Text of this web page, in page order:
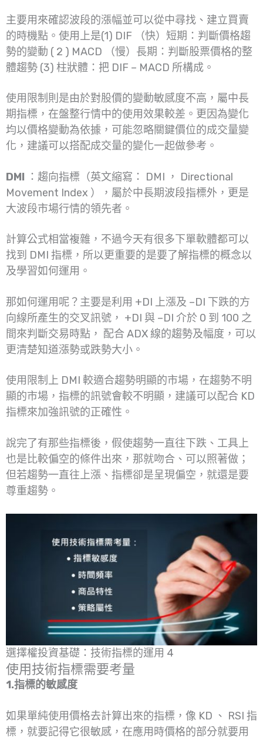
主要用來確認波段的漲幅並可以從中尋找、建立買賣
的時機點。使用上是(1) DIF （快）短期：判斷價格趨
勢的變動 ( 2 ) MACD （慢）長期：判斷股票價格的整
體趨勢 (3) 柱狀體：把 DIF – MACD 所構成。
使用限制則是由於對股價的變動敏感度不高，屬中長
期指標，在盤整行情中的使用效果較差。更因為變化
均以價格變動為依據，可能忽略關鍵價位的成交量變
化，建議可以搭配成交量的變化一起做參考。
DMI ：趨向指標（英文縮寫： DMI ， Directional
Movement Index ），屬於中長期波段指標外，更是
大波段市場行情的領先者。
計算公式相當複雜，不過今天有很多下單軟體都可以
找到 DMI 指標，所以更重要的是要了解指標的概念以
及學習如何運用。
那如何運用呢？主要是利用 +DI 上漲及 –DI 下跌的方
向線所產生的交叉訊號， +DI 與 –DI 介於 0 到 100 之
間來判斷交易時點， 配合 ADX 線的趨勢及幅度，可以
更清楚知道漲勢或跌勢大小。
使用限制上 DMI 較適合趨勢明顯的市場，在趨勢不明
顯的市場，指標的訊號會較不明顯，建議可以配合 KD
指標來加強訊號的正確性。
說完了有那些指標後，假使趨勢一直往下跌、工具上
也是比較偏空的條件出來，那就吻合、可以照著做；
但若趨勢一直往上漲、指標卻是呈現偏空，就還是要
尊重趨勢。
選擇權投資基礎：技術指標的運用 4
使用技術指標需要考量
1.指標的敏感度
如果單純使用價格去計算出來的指標，像 KD 、 RSI 指
標，就要記得它很敏感，在應用時價格的部分就要用